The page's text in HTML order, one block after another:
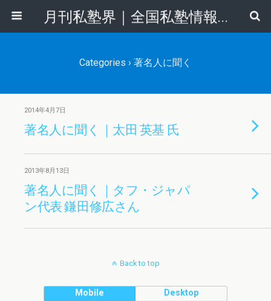
月刊私塾界｜全国私塾情報センター
Categories › 著名人に聞く
2014年4月7日
著名人に聞く｜太田 英基 氏
2013年8月13日
著名人に聞く｜タフ・ジャパ
ン代表 鎌田修広さん
Back to top
Mobile Desktop